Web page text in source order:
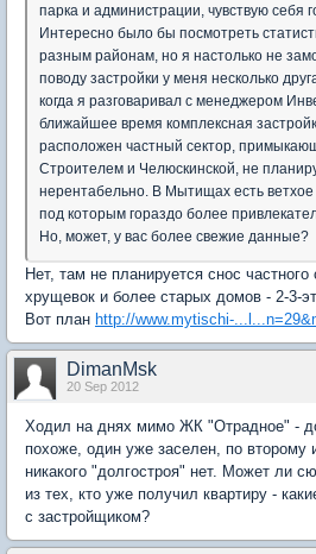
парка и администрации, чувствую себя
Интересно было бы посмотреть
разным районам, но я настолько не
поводу застройки у меня несколько
когда я разговаривал с менеджером
ближайшее время комплексная
расположен частный сектор,
Строителем и Челюскинской, не
нерентабельно. В Мытищах есть
под которым гораздо более
Но, может, у вас более свежие данные?
Нет, там не планируется снос
хрущевок и более старых домов - 2-3-
Вот план http://www.mytischi-
DimanMsk
20 Sep 2012
Ходил на днях мимо ЖК "Отрадное" -
похоже, один уже заселен, по второму
никакого "долгостроя" нет. Может ли
из тех, кто уже получил квартиру -
с застройщиком?